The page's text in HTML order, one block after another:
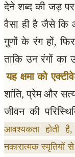
देने शब्द की जड़
वैसा ही है जैसे कि
गुणों के रंग हों,
ताकि उन रंगों का
यह क्षमा को
शांति, प्रेम और
जीवन की
आवश्यकता होती
नकारात्मक स्मृतियों